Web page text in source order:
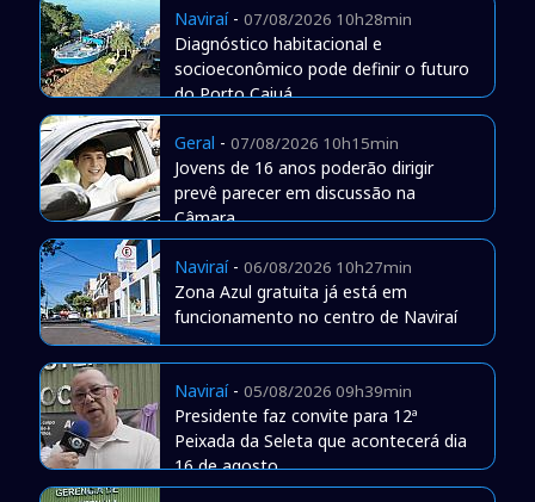
Naviraí- 07/08/2026 10h28min
Diagnóstico habitacional e
socioeconômico pode definir o futuro
do Porto Caiuá
Geral - 07/08/2026 10h15min
Jovens de 16 anos poderão dirigir
prevê parecer em discussão na
Câmara
Naviraí- 06/08/2026 10h27min
Zona Azul gratuita já está em
funcionamento no centro de Naviraí
Naviraí- 05/08/2026 09h39min
Presidente faz convite para 12ª
Peixada da Seleta que acontecerá dia
16 de agosto